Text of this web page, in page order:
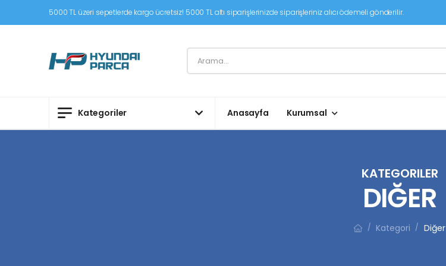
5000 TL üzeri sepetlerde kargo ücretsiz! 5000 TL altı siparişlerinizde siparişleriniz alıcı ödemeli gönderilir.
Kategoriler Anasayfa Kurumsal
KATEGORILER
DIĞER
/ Kategori / Diğer